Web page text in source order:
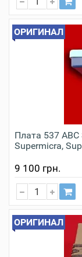
ОРИГИНАЛ
Плата 537
Supermicra,
9 100 грн.
ОРИГИНАЛ